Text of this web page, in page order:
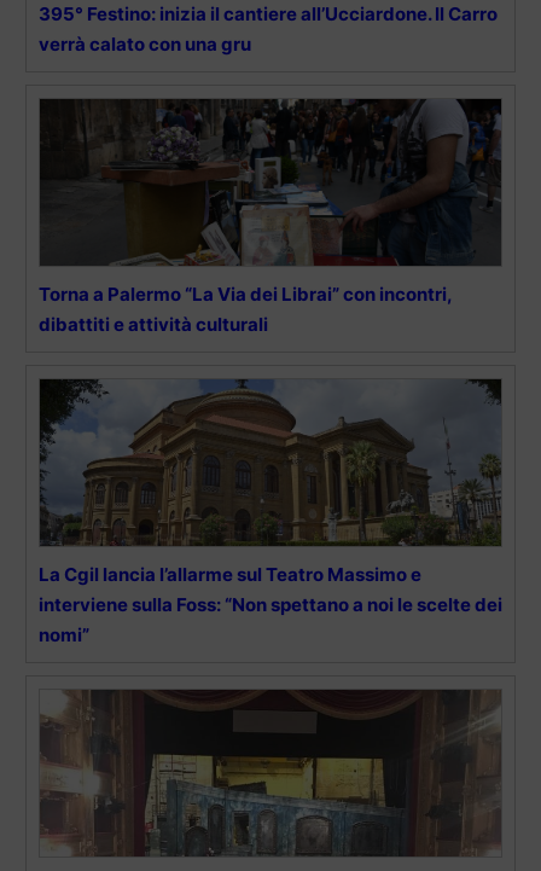
395° Festino: inizia il cantiere all’Ucciardone. Il Carro
verrà calato con una gru
Torna a Palermo “La Via dei Librai” con incontri,
dibattiti e attività culturali
La Cgil lancia l’allarme sul Teatro Massimo e
interviene sulla Foss: “Non spettano a noi le scelte dei
nomi”